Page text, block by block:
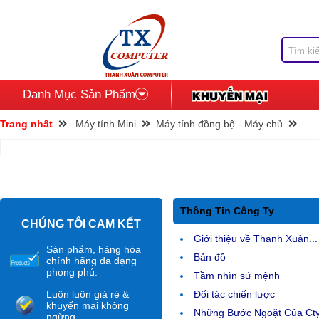
Danh Mục Sản Phẩm
Trang nhất Máy tính Mini Máy tính đồng bộ - Máy chủ
CHÚNG TÔI CAM KẾT
Sản phẩm, hàng hóa
chính hãng đa dạng
phong phú.
Luôn luôn giá rẻ &
khuyến mại không
Thông Tin Công Ty
Giới thiệu về Thanh Xuân...
Bản đồ
Tầm nhìn sứ mệnh
Đối tác chiến lược
Những Bước Ngoặt Của